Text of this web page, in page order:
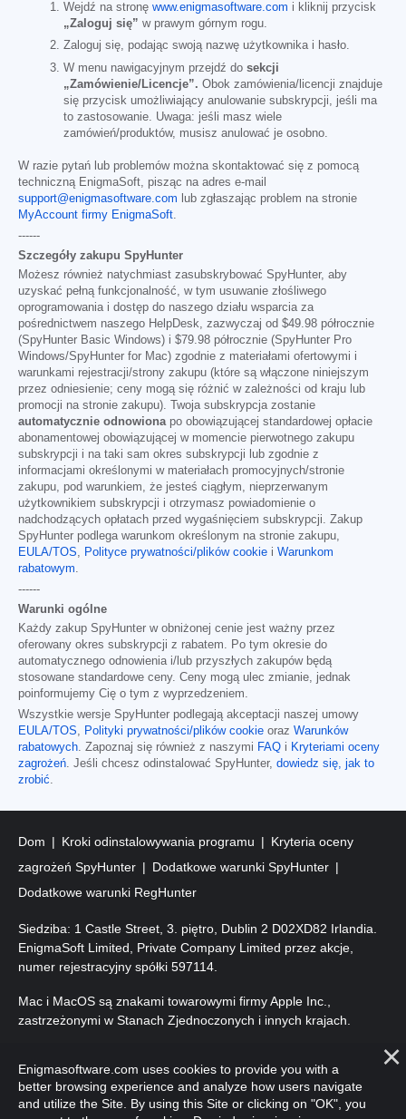
Wejdź na stronę www.enigmasoftware.com i kliknij przycisk
„Zaloguj się” w prawym górnym rogu.
Zaloguj się, podając swoją nazwę użytkownika i hasło.
W menu nawigacyjnym przejdź do sekcji
„Zamówienie/Licencje”. Obok zamówienia/licencji znajduje
się przycisk umożliwiający anulowanie subskrypcji, jeśli ma
to zastosowanie. Uwaga: jeśli masz wiele
zamówień/produktów, musisz anulować je osobno.
W razie pytań lub problemów można skontaktować się z pomocą
techniczną EnigmaSoft, pisząc na adres e-mail
support@enigmasoftware.com lub zgłaszając problem na stronie
MyAccount firmy EnigmaSoft
------
Szczegóły zakupu SpyHunter
Możesz również natychmiast zasubskrybować SpyHunter, aby
uzyskać pełną funkcjonalność, w tym usuwanie złośliwego
oprogramowania i dostęp do naszego działu wsparcia za
pośrednictwem naszego HelpDesk, zazwyczaj od $49.98 półrocznie
(SpyHunter Basic Windows) i $79.98 półrocznie (SpyHunter Pro
Windows/SpyHunter for Mac) zgodnie z materiałami ofertowymi i
warunkami rejestracji/strony zakupu (które są włączone niniejszym
przez odniesienie; ceny mogą się różnić w zależności od kraju lub
promocji na stronie zakupu). Twoja subskrypcja zostanie
automatycznie odnowiona po obowiązującej standardowej opłacie
abonamentowej obowiązującej w momencie pierwotnego zakupu
subskrypcji i na taki sam okres subskrypcji lub zgodnie z
informacjami określonymi w materiałach promocyjnych/stronie
zakupu, pod warunkiem, że jesteś ciągłym, nieprzerwanym
użytkownikiem subskrypcji i otrzymasz powiadomienie o
nadchodzących opłatach przed wygaśnięciem subskrypcji. Zakup
SpyHunter podlega warunkom określonym na stronie zakupu,
EULA/TOS
Polityce prywatności/plików cookie i Warunkom
rabatowym
------
Warunki ogólne
Każdy zakup SpyHunter w obniżonej cenie jest ważny przez
oferowany okres subskrypcji z rabatem. Po tym okresie do
automatycznego odnowienia i/lub przyszłych zakupów będą
stosowane standardowe ceny. Ceny mogą ulec zmianie, jednak
poinformujemy Cię o tym z wyprzedzeniem.
Wszystkie wersje SpyHunter podlegają akceptacji naszej umowy
EULA/TOS
Polityki prywatności/plików cookie oraz Warunków
rabatowych . Zapoznaj się również z naszymi FAQ i Kryteriami oceny
zagrożeń . Jeśli chcesz odinstalować SpyHunter, dowiedz się, jak to
zrobić
Dom Kroki odinstalowywania programu
Kryteria oceny
zagrożeń SpyHunter
Dodatkowe warunki SpyHunter
Dodatkowe warunki RegHunter
Siedziba: 1 Castle Street, 3. piętro, Dublin 2 D02XD82 Irlandia.
EnigmaSoft Limited, Private Company Limited przez akcje,
numer rejestracyjny spółki 597114.
Mac i MacOS są znakami towarowymi firmy Apple Inc.,
zastrzeżonymi w Stanach Zjednoczonych i innych krajach.
zastrzeżone.
Enigmasoftware.com uses cookies to provide you with a
better browsing experience and analyze how users navigate
and utilize the Site. By using this Site or clicking on "OK", you